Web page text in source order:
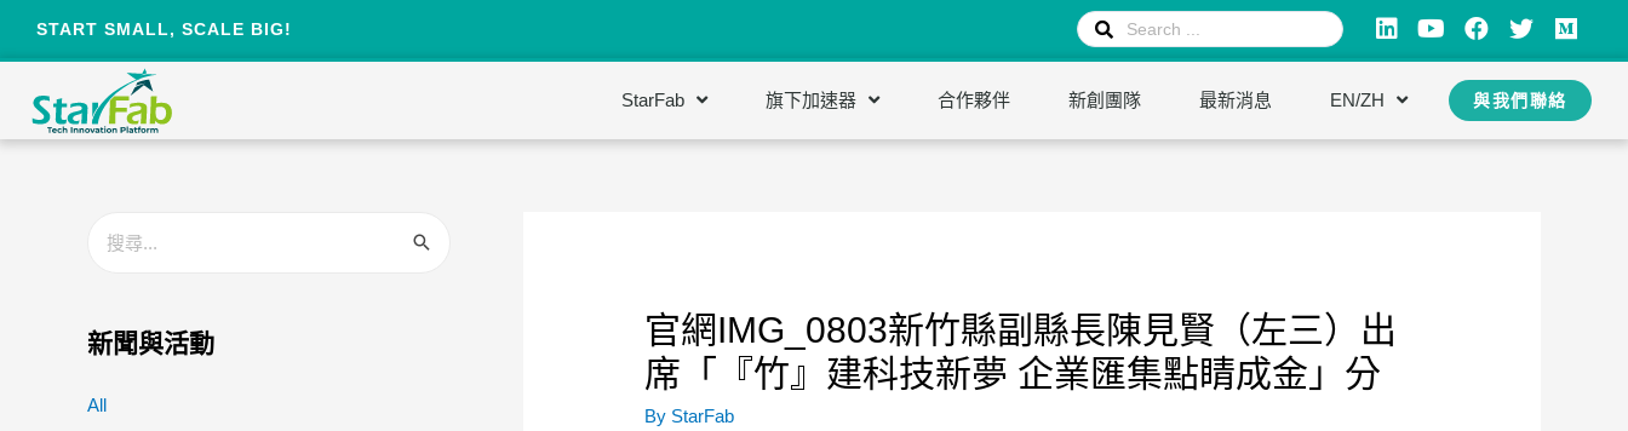
START SMALL, SCALE BIG!
StarFab 旗下加速器 合作夥伴 新創團隊 最新消息 EN/ZH 與我們聯絡
新聞與活動
All
官網IMG_0803新竹縣副縣長陳見賢（左三）出
席「『竹』建科技新夢 企業匯集點睛成金」分
By StarFab